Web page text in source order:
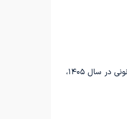
بر اساس فهرست تازه‌ای که از سوی ایران خودرو منتشر شده، شاهد تغییر چشمگیری در قیمت خودروها نیستیم. تنها به دلیل تغییرات هزینه‌های قانونی در سال ۱۴۰۵،